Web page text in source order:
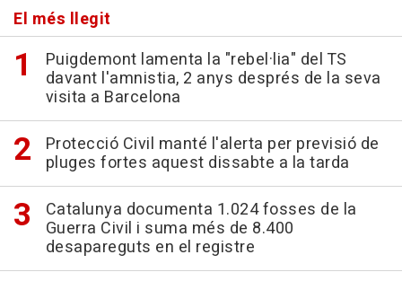
El més llegit
Puigdemont lamenta la "rebel·lia" del TS
davant l'amnistia, 2 anys després de la seva
visita a Barcelona
Protecció Civil manté l'alerta per previsió de
pluges fortes aquest dissabte a la tarda
Catalunya documenta 1.024 fosses de la
Guerra Civil i suma més de 8.400
desapareguts en el registre